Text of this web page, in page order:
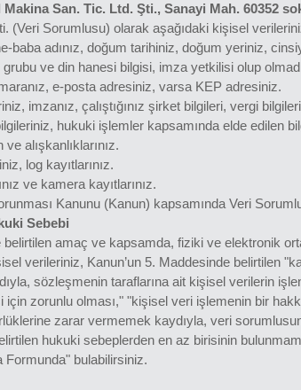
San. Tic. Ltd. Şti., Sanayi Mah. 60352
(Veri Sorumlusu) olarak aşağıdaki kişisel
baba adınız, doğum tarihiniz, doğum yeriniz,
ve din hanesi bilgisi, imza yetkilisi olup
e-posta adresiniz, varsa KEP adresiniz.
imzanız, çalıştığınız şirket bilgileri, vergi
hukuki işlemler kapsamında elde edilen
alışkanlıklarınız.
log kayıtlarınız.
ve kamera kayıtlarınız.
Kanunu (Kanun) kapsamında Veri
Sebebi
amaç ve kapsamda, fiziki ve elektronik
verileriniz, Kanun’un 5. Maddesinde belirtilen
sözleşmenin taraflarına ait kişisel verilerin
zorunlu olması," "kişisel veri işlemenin bir
zarar vermemek kaydıyla, veri
hukuki sebeplerden en az birisinin
Formunda" bulabilirsiniz.